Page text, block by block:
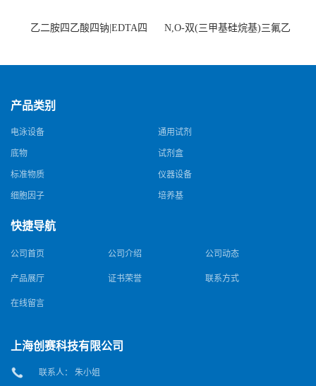
乙二胺四乙酸四钠|EDTA四
N,O-双(三甲基硅烷基)三氟乙
产品类别
电泳设备 通用试剂
底物 试剂盒
标准物质 仪器设备
细胞因子 培养基
快捷导航
公司首页 公司介绍 公司动态
产品展厅 证书荣誉 联系方式
在线留言
上海创赛科技有限公司
联系人： 朱小姐